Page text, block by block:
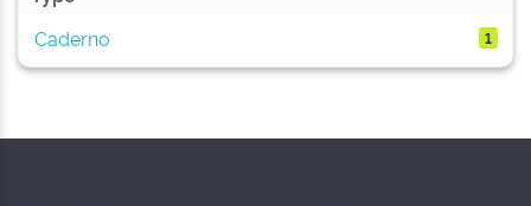
Caderno
1